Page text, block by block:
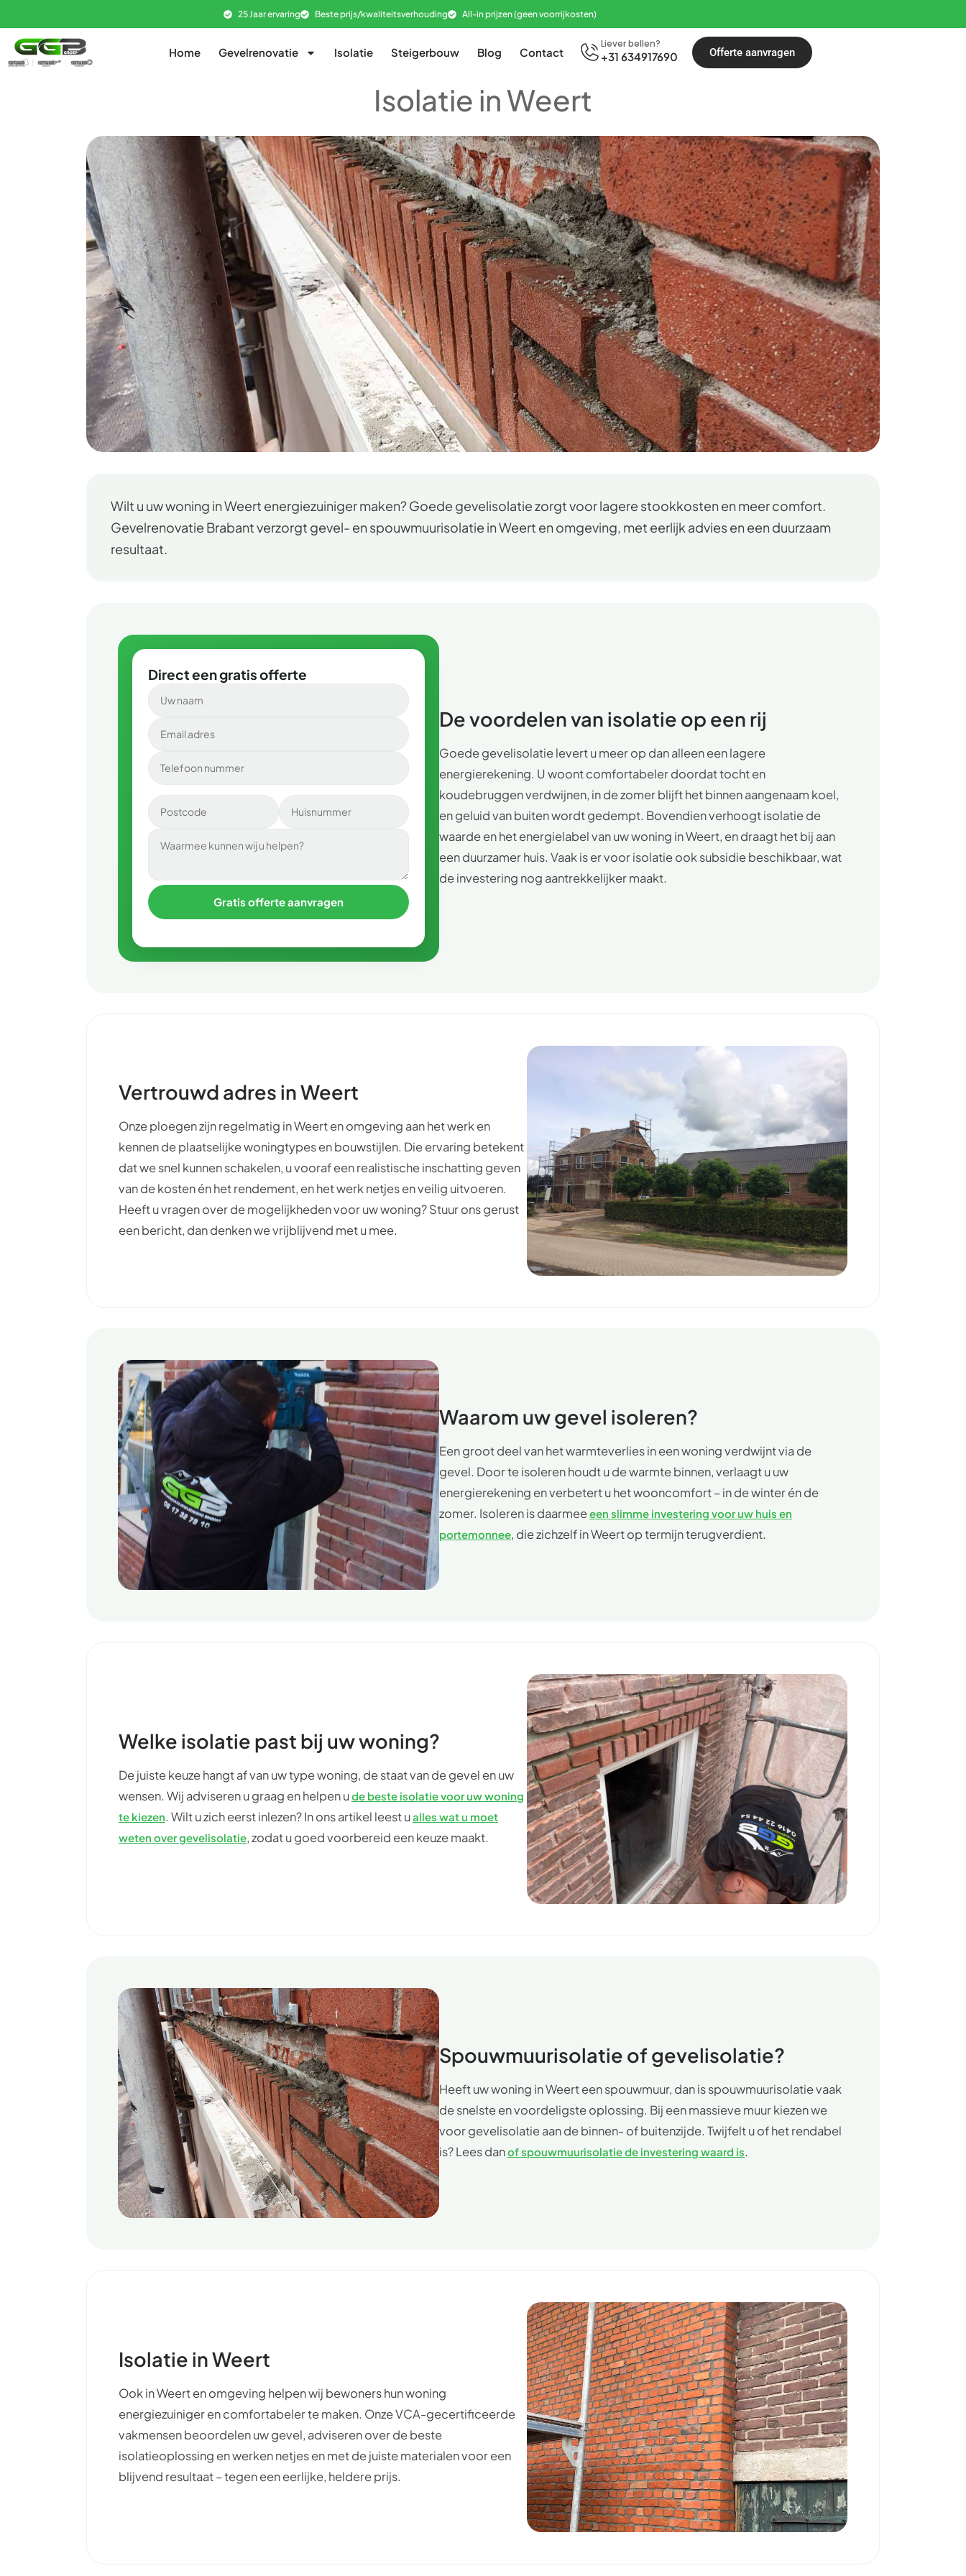
25 Jaar ervaring Beste prijs/kwaliteitsverhouding All-in prijzen (geen voorrijkosten)
Home Gevelrenovatie Isolatie Steigerbouw Blog Contact
Liever bellen?
+31 634917690 Offerte aanvragen
Isolatie in Weert
Wilt u uw woning in Weert energiezuiniger maken? Goede gevelisolatie zorgt voor lagere stookkosten en meer comfort.
Gevelrenovatie Brabant verzorgt gevel- en spouwmuurisolatie in Weert en omgeving, met eerlijk advies en een duurzaam
resultaat.
Direct een gratis offerte
Gratis offerte aanvragen
De voordelen van isolatie op een rij
Goede gevelisolatie levert u meer op dan alleen een lagere
energierekening. U woont comfortabeler doordat tocht en
koudebruggen verdwijnen, in de zomer blijft het binnen aangenaam koel,
en geluid van buiten wordt gedempt. Bovendien verhoogt isolatie de
waarde en het energielabel van uw woning in Weert, en draagt het bij aan
een duurzamer huis. Vaak is er voor isolatie ook subsidie beschikbaar, wat
de investering nog aantrekkelijker maakt.
Vertrouwd adres in Weert
Onze ploegen zijn regelmatig in Weert en omgeving aan het werk en
kennen de plaatselijke woningtypes en bouwstijlen. Die ervaring betekent
dat we snel kunnen schakelen, u vooraf een realistische inschatting geven
van de kosten én het rendement, en het werk netjes en veilig uitvoeren.
Heeft u vragen over de mogelijkheden voor uw woning? Stuur ons gerust
een bericht, dan denken we vrijblijvend met u mee.
Waarom uw gevel isoleren?
Een groot deel van het warmteverlies in een woning verdwijnt via de
gevel. Door te isoleren houdt u de warmte binnen, verlaagt u uw
energierekening en verbetert u het wooncomfort – in de winter én de
zomer. Isoleren is daarmeeeen slimme investering voor uw huis en
portemonnee, die zichzelf in Weert op termijn terugverdient.
Welke isolatie past bij uw woning?
De juiste keuze hangt af van uw type woning, de staat van de gevel en uw
wensen. Wij adviseren u graag en helpen ude beste isolatie voor uw woning
te kiezen. Wilt u zich eerst inlezen? In ons artikel leest ualles wat u moet
weten over gevelisolatie, zodat u goed voorbereid een keuze maakt.
Spouwmuurisolatie of gevelisolatie?
Heeft uw woning in Weert een spouwmuur, dan is spouwmuurisolatie vaak
de snelste en voordeligste oplossing. Bij een massieve muur kiezen we
voor gevelisolatie aan de binnen- of buitenzijde. Twijfelt u of het rendabel
is? Lees danof spouwmuurisolatie de investering waard is.
Isolatie in Weert
Ook in Weert en omgeving helpen wij bewoners hun woning
energiezuiniger en comfortabeler te maken. Onze VCA-gecertificeerde
vakmensen beoordelen uw gevel, adviseren over de beste
isolatieoplossing en werken netjes en met de juiste materialen voor een
blijvend resultaat – tegen een eerlijke, heldere prijs.